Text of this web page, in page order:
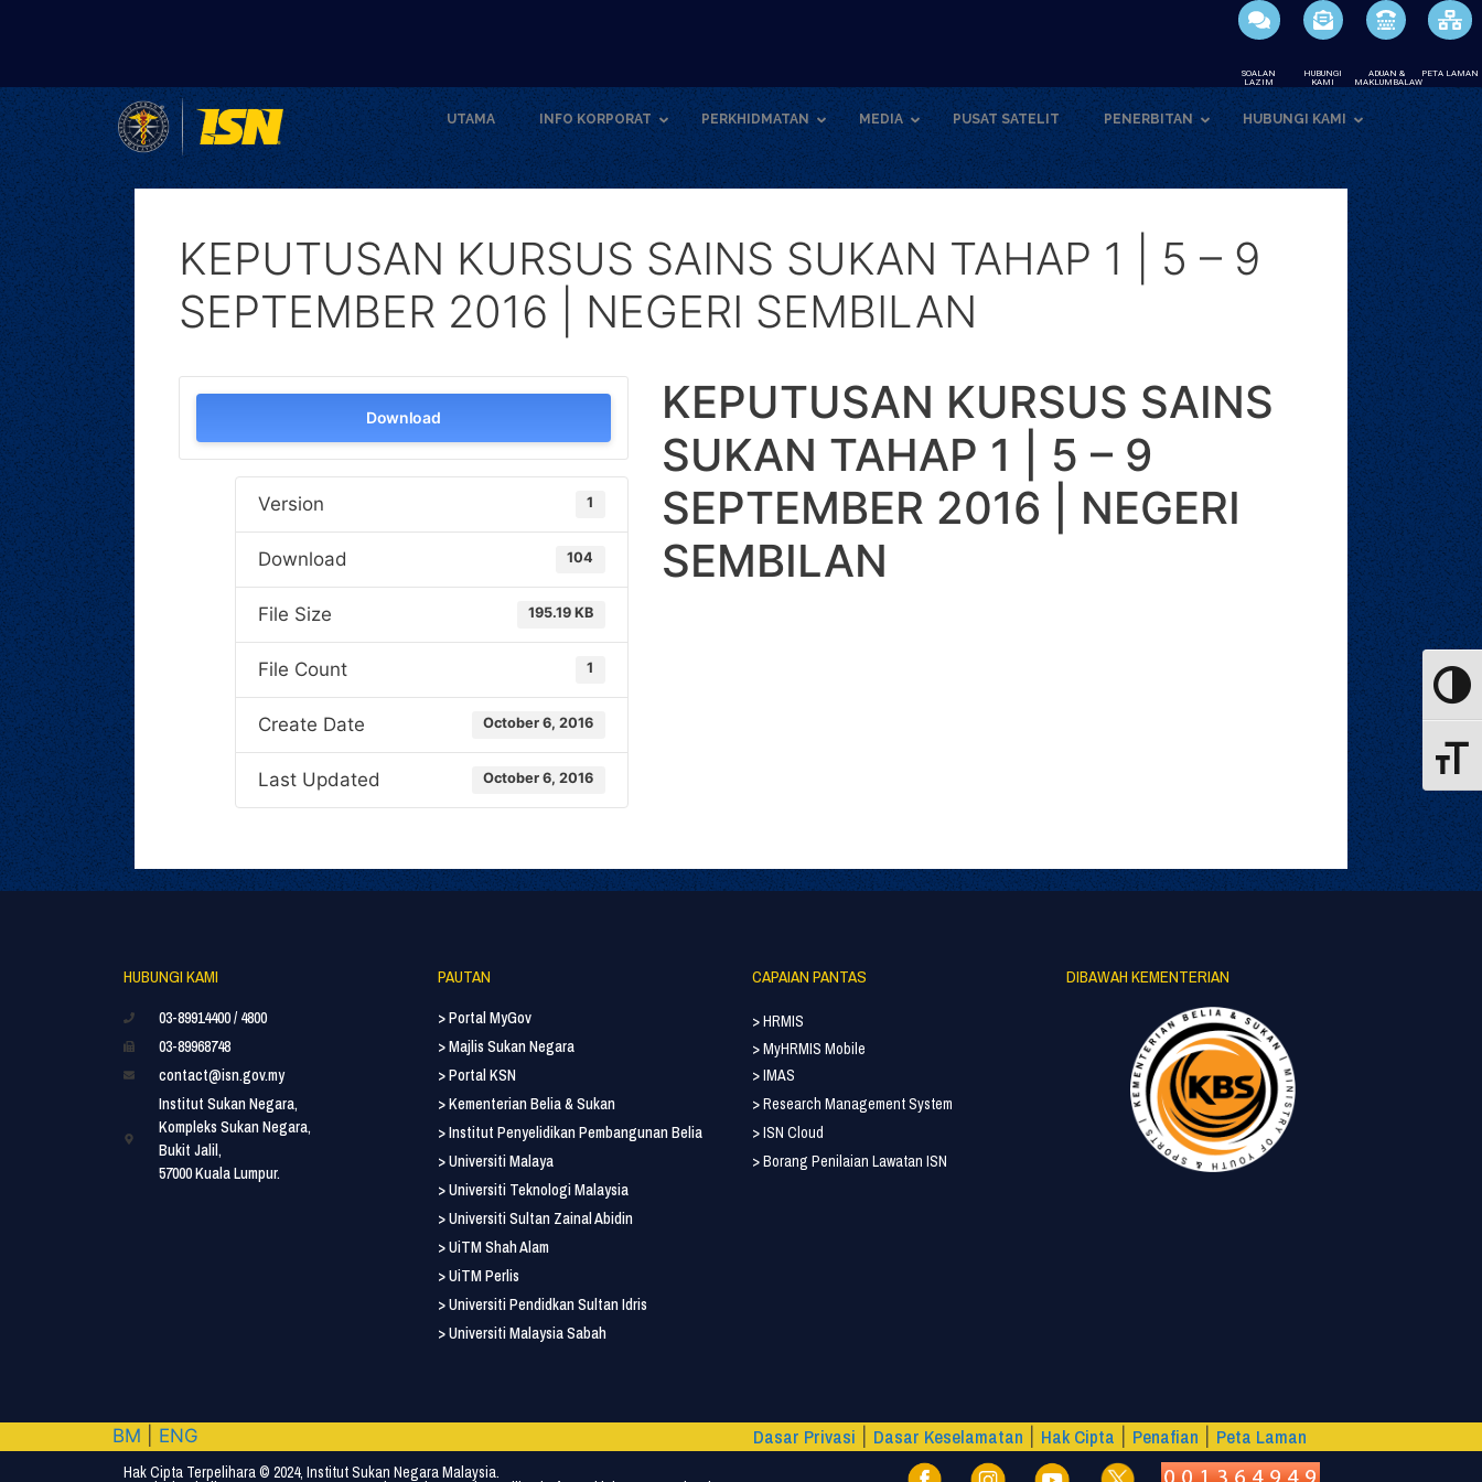
SOALAN
LAZIM
HUBUNGI
KAMI
ADUAN &
MAKLUMBALAW
PETA LAMAN
UTAMA INFO KORPORAT PERKHIDMATAN MEDIA PUSAT SATELIT PENERBITAN HUBUNGI KAMI
KEPUTUSAN KURSUS SAINS SUKAN TAHAP 1 | 5 – 9
SEPTEMBER 2016 | NEGERI SEMBILAN
Download
Version 1
Download 104
File Size 195.19 KB
File Count 1
Create Date October 6, 2016
Last Updated October 6, 2016
KEPUTUSAN KURSUS SAINS
SUKAN TAHAP 1 | 5 – 9
SEPTEMBER 2016 | NEGERI
SEMBILAN
HUBUNGI KAMI
03-89914400 / 4800
03-89968748
contact@isn.gov.my
Institut Sukan Negara,
Kompleks Sukan Negara,
Bukit Jalil,
57000 Kuala Lumpur.
PAUTAN
> Portal MyGov
> Majlis Sukan Negara
> Portal KSN
> Kementerian Belia & Sukan
> Institut Penyelidikan Pembangunan Belia
> Universiti Malaya
> Universiti Teknologi Malaysia
> Universiti Sultan Zainal Abidin
> UiTM Shah Alam
> UiTM Perlis
> Universiti Pendidkan Sultan Idris
> Universiti Malaysia Sabah
CAPAIAN PANTAS
> HRMIS
> MyHRMIS Mobile
> IMAS
> Research Management System
> ISN Cloud
> Borang Penilaian Lawatan ISN
DIBAWAH KEMENTERIAN
BM ENG Dasar Privasi Dasar Keselamatan Hak Cipta Penafian Peta Laman
Hak Cipta Terpelihara © 2024, Institut Sukan Negara Malaysia.